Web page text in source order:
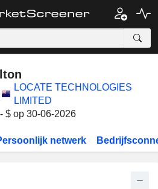
LOCATE TECHNOLOGIES
LIMITED
$ op 30-06-2026
netwerk